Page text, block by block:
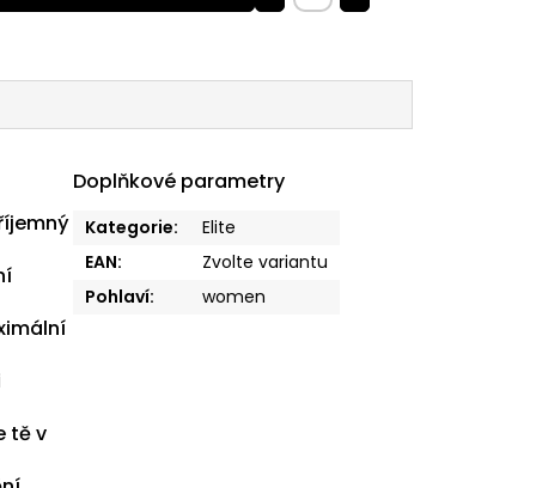
tě v
Doplňkové parametry
Kategorie:
Elite
EAN:
Zvolte variantu
Pohlaví: women